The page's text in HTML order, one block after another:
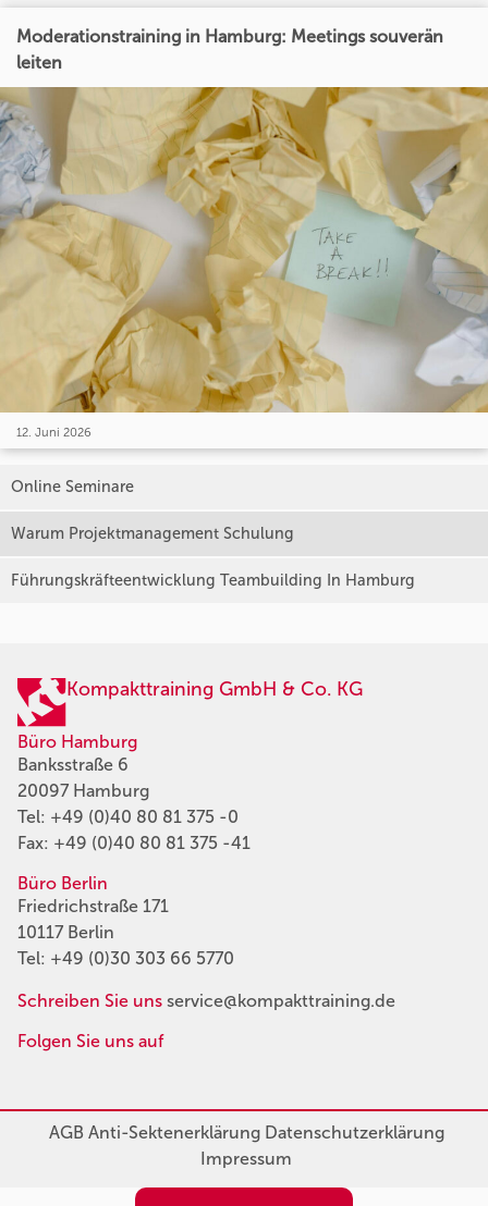
Moderationstraining in Hamburg: Meetings souverän
leiten
12. Juni 2026
Online Seminare
Warum Projektmanagement Schulung
Führungskräfteentwicklung Teambuilding In Hamburg
Kompakttraining GmbH & Co. KG
Büro Hamburg
Banksstraße 6
20097 Hamburg
Tel: +49 (0)40 80 81 375 -0
Fax: +49 (0)40 80 81 375 -41
Büro Berlin
Friedrichstraße 171
10117 Berlin
Tel: +49 (0)30 303 66 5770
Schreiben Sie uns service@kompakttraining.de
Folgen Sie uns auf
AGBAnti-SektenerklärungDatenschutzerklärung
Impressum